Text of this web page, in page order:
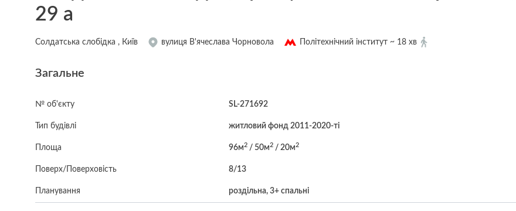
29 а
Солдатська слобідка , Київ вулиця В'ячеслава Чорновола Політехнічний інститут ~ 18 хв
Загальне
№ об'єкту SL-271692
Тип будівлі житловий фонд 2011-2020-ті
Площа 96м2/ 50м2/ 20м2
Поверх/Поверховість 8/13
Планування роздільна, 3+ спальні